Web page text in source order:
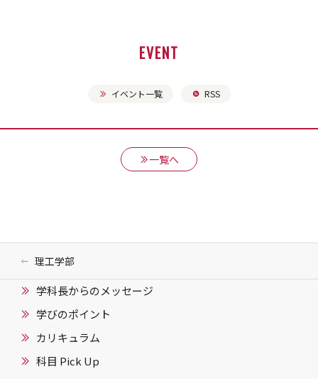
EVENT
イベント一覧 RSS
一覧へ
理工学部
学科長からのメッセージ
学びのポイント
カリキュラム
科目 Pick Up